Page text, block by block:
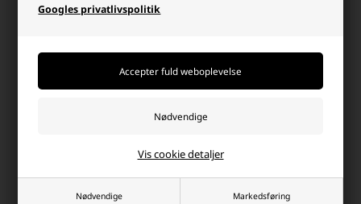
Googles privatlivspolitik
Nødvendige Markedsføring
Vis cookie detaljer
Ikke på lager
+ - +